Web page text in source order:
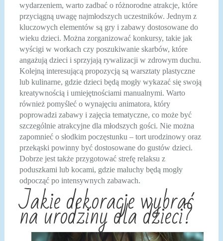
wydarzeniem, warto zadbać o różnorodne atrakcje, które
przyciągną uwagę najmłodszych uczestników. Jednym z
kluczowych elementów są gry i zabawy dostosowane do
wieku dzieci. Można zorganizować konkursy, takie jak
wyścigi w workach czy poszukiwanie skarbów, które
angażują dzieci i sprzyjają rywalizacji w zdrowym duchu.
Kolejną interesującą propozycją są warsztaty plastyczne
lub kulinarne, gdzie dzieci będą mogły wykazać się swoją
kreatywnością i umiejętnościami manualnymi. Warto
również pomyśleć o wynajęciu animatora, który
poprowadzi zabawy i zajęcia tematyczne, co może być
szczególnie atrakcyjne dla młodszych gości. Nie można
zapomnieć o słodkim poczęstunku – tort urodzinowy oraz
przekąski powinny być dostosowane do gustów dzieci.
Dobrze jest także przygotować strefę relaksu z
poduszkami lub kocami, gdzie maluchy będą mogły
odpocząć po intensywnych zabawach.
Jakie dekoracje wybrać
na urodziny dla dzieci?